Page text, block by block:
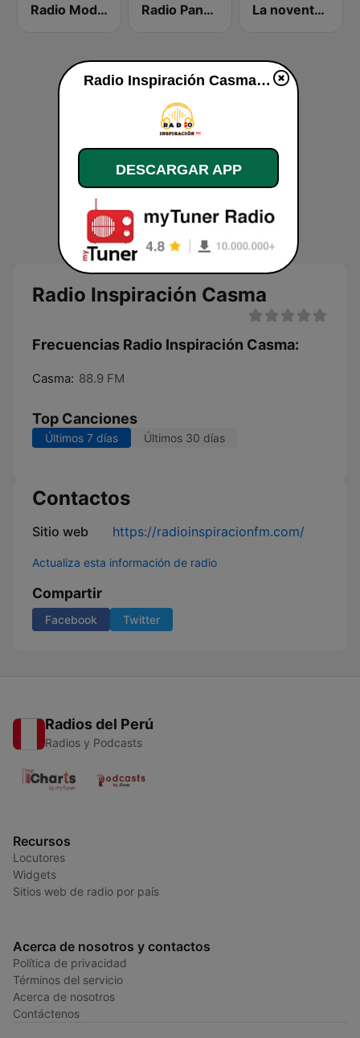
Radio Moda FM 97.3 Radio Panamericana La noventera
Radio Inspiración Casma
Frecuencias Radio Inspiración Casma:
Casma: 88.9 FM
Top Canciones
Últimos 7 días Últimos 30 días
Contactos
Sitio web https://radioinspiracionfm.com/
Actualiza esta información de radio
Compartir
Facebook Twitter
Radios del Perú
Radios y Podcasts
Recursos
Locutores
Widgets
Sitios web de radio por país
Acerca de nosotros y contactos
Política de privacidad
Términos del servicio
Acerca de nosotros
Contáctenos
Radio Inspiración Casma en vivo
DESCARGAR APP